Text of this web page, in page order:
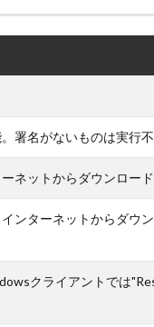
署名がないものは実行不
ネットからダウンロー
ンターネットからダウ
クライアントでは